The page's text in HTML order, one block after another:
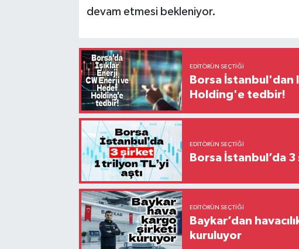
devam etmesi bekleniyor.
EDITÖRÜN SEÇTIĞI
Borsa İstanbul'dan
Holding'e tedbir!
EDITÖRÜN SEÇTIĞI
EDITÖRÜN SEÇTIĞI
Baykar’dan
kuruluyor